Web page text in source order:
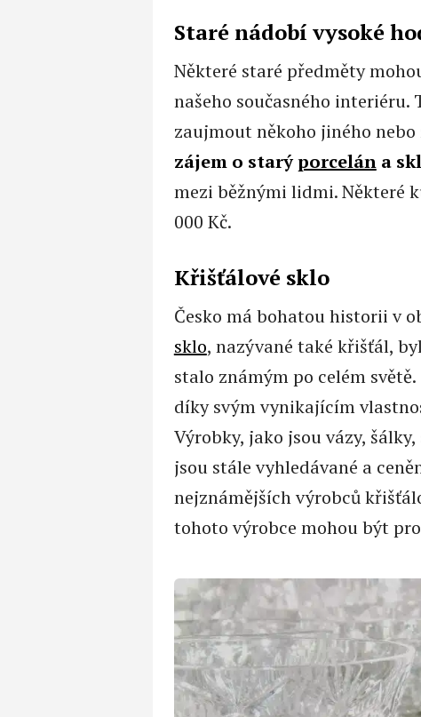
Staré nádobí vysoké
Některé staré předměty
našeho současného interiéru.
zaujmout někoho jiného nebo
zájem o starýporcelána
mezi běžnými lidmi. Některé
000 Kč.
Křišťálové sklo
Česko má bohatou historii v
sklo, nazývané také křišťál,
stalo známým po celém světě.
díky svým vynikajícím
Výrobky, jako jsou vázy,
jsou stále vyhledávané a
nejznámějších výrobců
tohoto výrobce mohou být